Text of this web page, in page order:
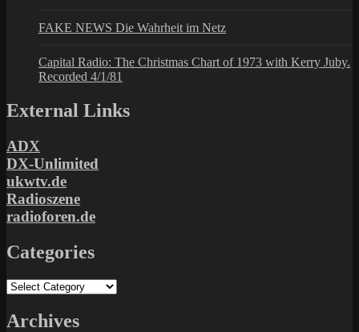
FAKE NEWS Die Wahrheit im Netz
Capital Radio: The Christmas Chart of 1973 with Kerry Juby.
Recorded 4/1/81
External Links
ADX
DX-Unlimited
ukwtv.de
Radioszene
radioforen.de
Categories
Categories
Archives